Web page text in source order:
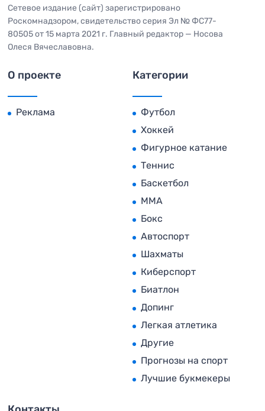
Сетевое издание (сайт) зарегистрировано
Роскомнадзором, свидетельство серия Эл № ФС77-
80505 от 15 марта 2021 г. Главный редактор — Носова
Олеся Вячеславовна.
О проекте
Реклама
Категории
Футбол
Хоккей
Фигурное катание
Теннис
Баскетбол
MMA
Бокс
Автоспорт
Шахматы
Киберспорт
Биатлон
Допинг
Легкая атлетика
Другие
Прогнозы на спорт
Лучшие букмекеры